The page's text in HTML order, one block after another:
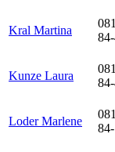
Kral Martina
Kunze Laura
Loder Marlene